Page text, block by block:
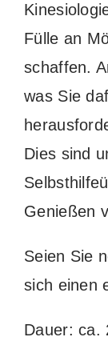
Fülle an
schaffen.
was Sie
Dies sind
Genießen
Seien Sie
sich einen
Dauer: ca.